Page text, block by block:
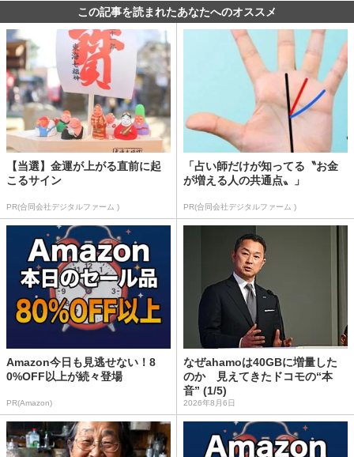
この記事を読まれたあなたへのオススメ
【当選】金運が上がる直前に起
こるサイン
PR(合同会社デジタルファーム )
「占い師だけが知ってる〝お金
が増える人の共通点〟」
PR(合同会社デジタルファーム )
Amazon今日も見逃せない！8
0%OFF以上が続々登場
PR(Amazon)
なぜahamoは40GBに増量した
のか 見えてきたドコモの“本
音” (1/5)
2026年8月6日